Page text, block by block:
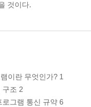
것이다.
이란 무엇인가? 1
구조 2
로그램 통신 규약 6